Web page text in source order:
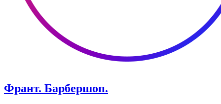
Франт. ​Барбершоп.